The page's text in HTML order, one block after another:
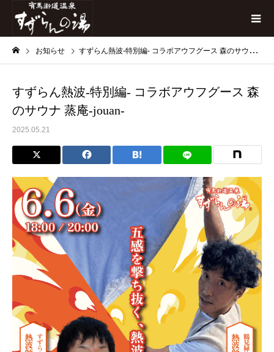
お知らせ すずらん熱波-特別編- コラボアウフグース 森のサウナ 蒸庵-jouan-
すずらん熱波-特別編- コラボアウフグース 森
のサウナ 蒸庵-jouan-
2025.05.21